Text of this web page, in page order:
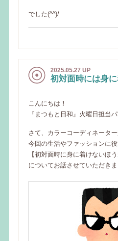
でした(^^)/
2025.05.27 UP
初対面時には身
こんにちは！
『まつもと日和』火曜日担当
さて、カラーコーディネータ
今回の生活やファッションに
【初対面時に身に着けないほ
についてお話させていただきま